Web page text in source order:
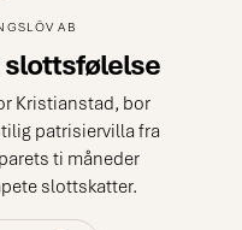
AB
slottsfølelse
Kristianstad, bor
patrisiervilla fra
ti måneder
slottskatter.